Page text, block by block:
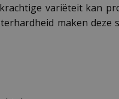
variëteit kan
maken